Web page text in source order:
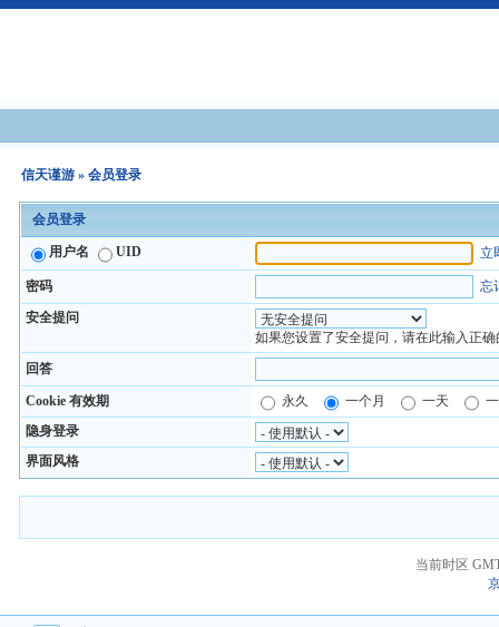
信天谨游 » 会员登录
会员登录
用户名 UID 立
密码
忘
安全提问
如果您设置了安全提问，请在此输入正
回答
Cookie 有效期 永久 一个月 一天
隐身登录
界面风格
当前时区